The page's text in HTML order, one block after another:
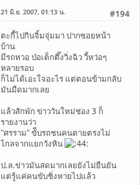
#194
21 มิ.ย. 2007, 01:13 น.
ตะกี้ไปกินจิ้มจุ่มมา ปากซอยหน้า
บ้าน
มีรถหวอ ป่อเต็กตึ๊งวิ่งฉิว วี้หว่อๆ
หลายรอบ
ก็ไม่ได้เอะใจอะไร แต่ตอนข้ามกลับ
มันมืดมากเลย
แล้วสักพัก ข่าววันใหม่ช่อง 3 ก็
รายงานว่า
"ศรราม" ขัีบรถชนคนตายตรงไม่
ไกลจากแยกวังหิน
ป.ล.ข่าวมันสดมากเลยยังไม่ยืนยัน
แต่รู้แค่คนขับชิ่งหายไปแล้ว